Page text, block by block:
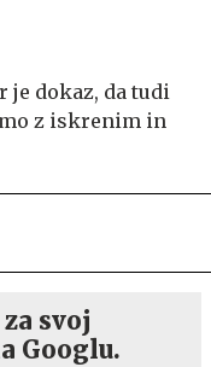
je dokaz, da tudi
z iskrenim in
svoj
Googlu.